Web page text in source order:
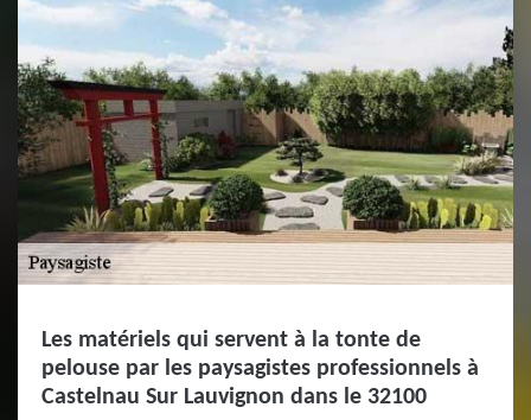
Les matériels qui servent à la tonte de
pelouse par les paysagistes professionnels à
Castelnau Sur Lauvignon dans le 32100